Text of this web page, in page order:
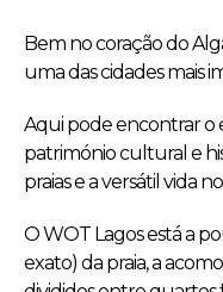
Bem no coração do
uma das cidades mais
Aqui pode encontrar
património cultural e
praias e a versátil vida
O WOT Lagos está a
exato) da praia, a